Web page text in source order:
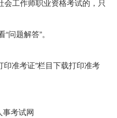
会工作师职业资格考试的，只
题解答”。
印准考证”栏目下载打印准考
事考试网